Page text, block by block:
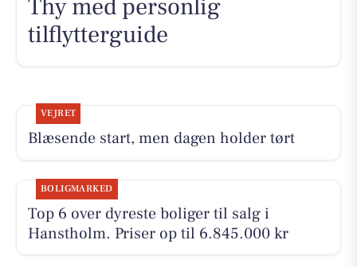
Thy med personlig
tilflytterguide
VEJRET
Blæsende start, men dagen holder tørt
BOLIGMARKED
Top 6 over dyreste boliger til salg i
Hanstholm. Priser op til 6.845.000 kr